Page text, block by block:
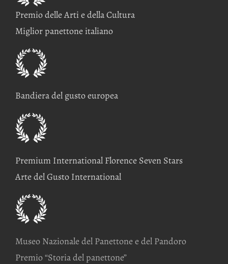
Premio delle Arti e della Cultura
Miglior panettone italiano
Bandiera del gusto europea
Premium International Florence Seven Stars
Arte del Gusto International
Museo Nazionale del Panettone e del Pandoro
Premio “Storia del panettone”